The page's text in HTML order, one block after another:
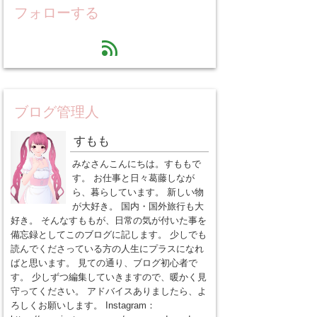
フォローする
feed
ブログ管理人
すもも
みなさんこんにちは。すももで
す。 お仕事と日々葛藤しなが
ら、暮らしています。 新しい物
が大好き。 国内・国外旅行も大
好き。 そんなすももが、日常の気が付いた事を
備忘録としてこのブログに記します。 少しでも
読んでくださっている方の人生にプラスになれ
ばと思います。 見ての通り、ブログ初心者で
す。 少しずつ編集していきますので、暖かく見
守ってください。 アドバイスありましたら、よ
ろしくお願いします。 Instagram：